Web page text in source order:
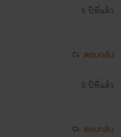
5 ปีที่แล้ว
ตอบกลับ
5 ปีที่แล้ว
ตอบกลับ